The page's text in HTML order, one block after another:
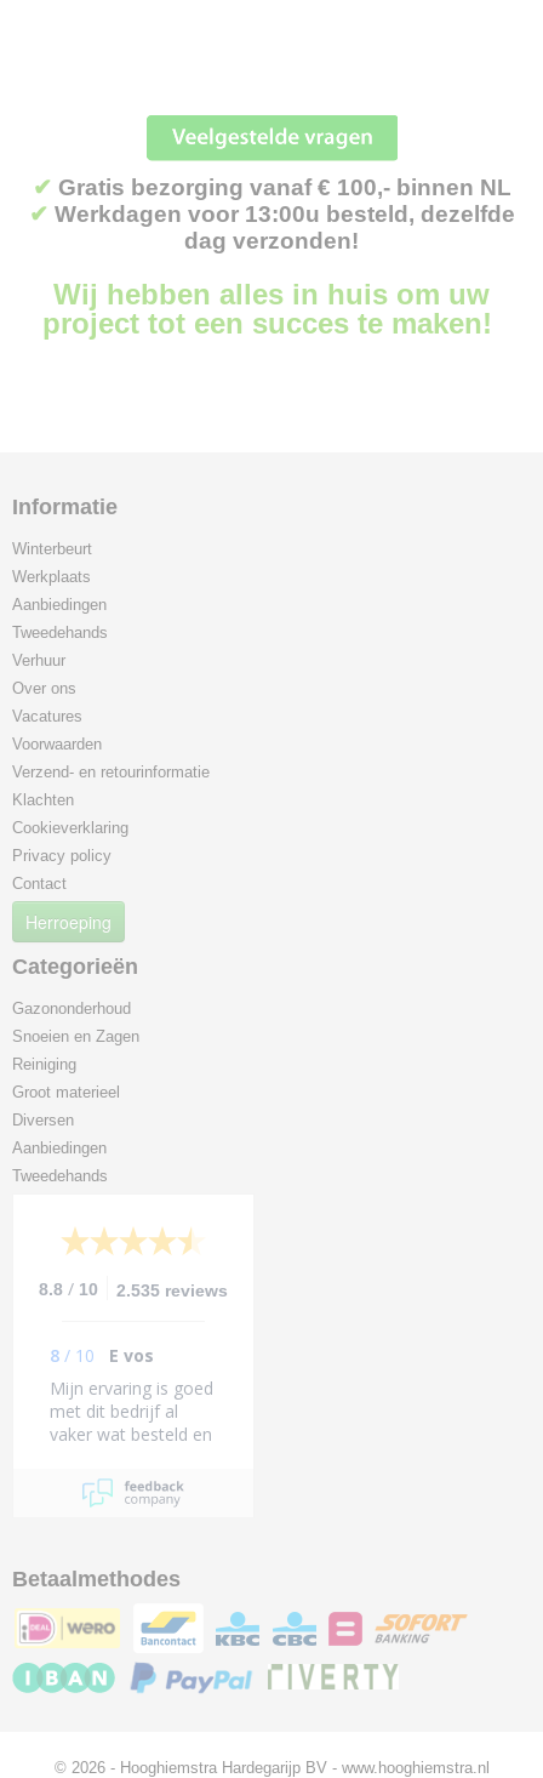
✔ Gratis bezorging vanaf € 100,- binnen NL
✔ Werkdagen voor 13:00u besteld, dezelfde
dag verzonden!
Wij hebben alles in huis om uw
project tot een succes te maken!
Informatie
Winterbeurt
Werkplaats
Aanbiedingen
Tweedehands
Verhuur
Over ons
Vacatures
Voorwaarden
Verzend- en retourinformatie
Klachten
Cookieverklaring
Privacy policy
Contact
Herroeping
Categorieën
Gazononderhoud
Snoeien en Zagen
Reiniging
Groot materieel
Diversen
Aanbiedingen
Tweedehands
8.8 / 10 2.535 reviews
8 / 10
E vos
Mijn ervaring is goed
met dit bedrijf al
vaker wat besteld en
Betaalmethodes
© 2026 - Hooghiemstra Hardegarijp BV - www.hooghiemstra.nl